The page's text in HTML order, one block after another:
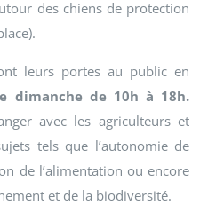
des chiens de protection
leurs portes au public en
dimanche de 10h à 18h.
avec les agriculteurs et
tels que l’autonomie de
de l’alimentation ou encore
et de la biodiversité.